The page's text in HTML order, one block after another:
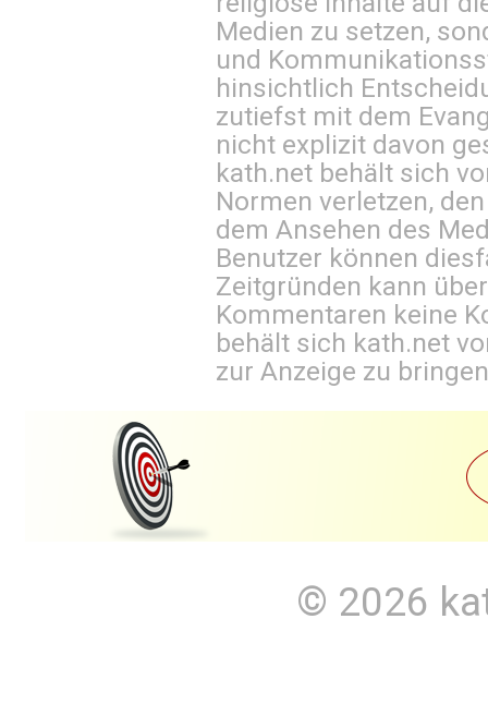
Medien zu setzen,
und
hinsichtlich
zutiefst mit dem
nicht explizit davon
kath.net behält sich
Normen verletzen,
dem Ansehen des
Benutzer können
Zeitgründen kann
Kommentaren keine
behält sich kath.net
zur Anzeige zu
© 2026